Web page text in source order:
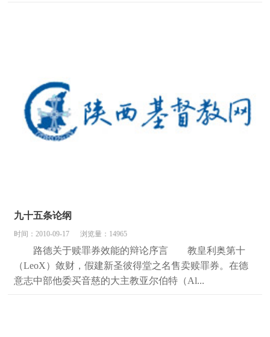
九十五条论纲
时间：2010-09-17 浏览量：14965
路德关于赎罪券效能的辩论序言 教皇利奥第十
（LeoX）敛财，假建新圣彼得堂之名售卖赎罪券。在德
意志中部他委买音慈的大主教亚尔伯特（Al...